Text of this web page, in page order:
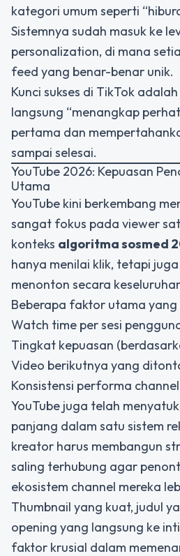
kategori umum seperti
Sistemnya sudah masuk ke
personalization, di mana
feed yang benar-benar unik.
Kunci sukses di TikTok
langsung “menangkap
pertama dan
sampai selesai.
YouTube 2026: Kepuasan
Utama
YouTube kini berkembang
sangat fokus pada viewer
konteks algoritma sosmed
hanya menilai klik, tetapi
menonton secara
Beberapa faktor utama
Watch time per sesi
Tingkat kepuasan
Video berikutnya yang
Konsistensi performa channel
YouTube juga telah
panjang dalam satu sistem
kreator harus membangun
saling terhubung agar
ekosistem channel mereka
Thumbnail yang kuat, judul
opening yang langsung ke
faktor krusial dalam